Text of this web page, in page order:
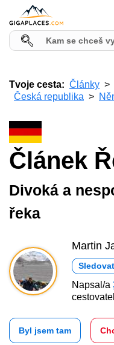
Tvoje cesta: Články
Česká republika
Článek
Divoká a
řeka
Martin
Sledovat
Napsal/a
Byl jsem tam